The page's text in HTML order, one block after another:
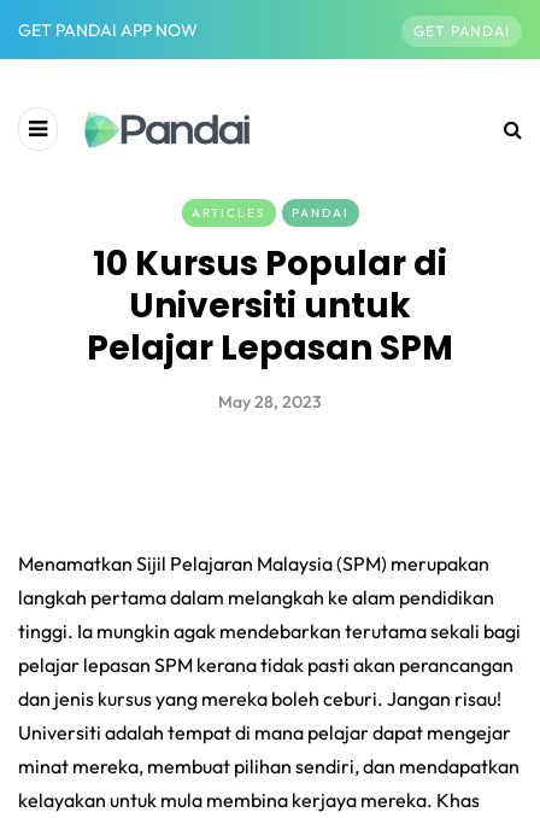
GET PANDAI APP NOW GET PANDAI
ARTICLES PANDAI
10 Kursus Popular di
Universiti untuk
Pelajar Lepasan SPM
May 28, 2023
Menamatkan Sijil Pelajaran Malaysia (SPM) merupakan
langkah pertama dalam melangkah ke alam pendidikan
tinggi. Ia mungkin agak mendebarkan terutama sekali bagi
pelajar lepasan SPM kerana tidak pasti akan perancangan
dan jenis kursus yang mereka boleh ceburi. Jangan risau!
Universiti adalah tempat di mana pelajar dapat mengejar
minat mereka, membuat pilihan sendiri, dan mendapatkan
kelayakan untuk mula membina kerjaya mereka. Khas